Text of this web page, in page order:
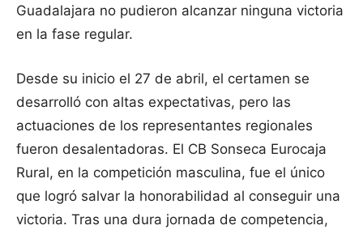
Guadalajara no pudieron alcanzar ninguna victoria
en la fase regular.
Desde su inicio el 27 de abril, el certamen se
desarrolló con altas expectativas, pero las
actuaciones de los representantes regionales
fueron desalentadoras. El CB Sonseca Eurocaja
Rural, en la competición masculina, fue el único
que logró salvar la honorabilidad al conseguir una
victoria. Tras una dura jornada de competencia,